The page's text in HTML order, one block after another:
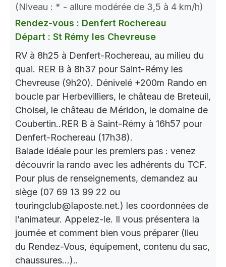
(Niveau : * - allure modérée de 3,5 à 4 km/h)
Rendez-vous : Denfert Rochereau
Départ : St Rémy les Chevreuse
RV à 8h25 à Denfert-Rochereau, au milieu du
quai. RER B à 8h37 pour Saint-Rémy les
Chevreuse (9h20). Dénivelé +200m Rando en
boucle par Herbevilliers, le château de Breteuil,
Choisel, le château de Méridon, le domaine de
Coubertin..RER B à Saint-Rémy à 16h57 pour
Denfert-Rochereau (17h38).
Balade idéale pour les premiers pas : venez
découvrir la rando avec les adhérents du TCF.
Pour plus de renseignements, demandez au
siège (07 69 13 99 22 ou
touringclub@laposte.net.) les coordonnées de
l’animateur. Appelez-le. Il vous présentera la
journée et comment bien vous préparer (lieu
du Rendez-Vous, équipement, contenu du sac,
chaussures…)..